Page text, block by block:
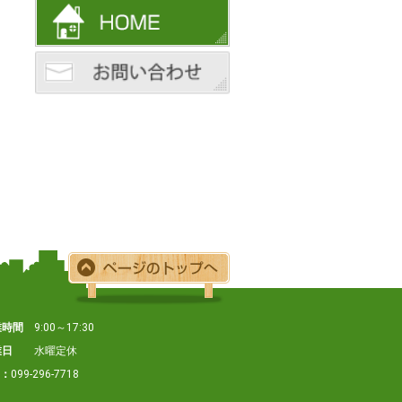
間
9:00～17:30
水曜定休
099-296-7718